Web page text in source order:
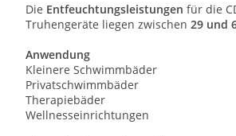
Die Entfeuchtungsleistungen für die
Truhengeräte liegen zwischen 29 und
Anwendung
Kleinere Schwimmbäder
Privatschwimmbäder
Therapiebäder
Wellnesseinrichtungen